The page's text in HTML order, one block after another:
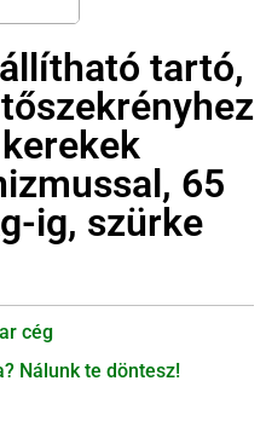
tartó,
65
ig, szürke
cég
Nálunk te döntesz!